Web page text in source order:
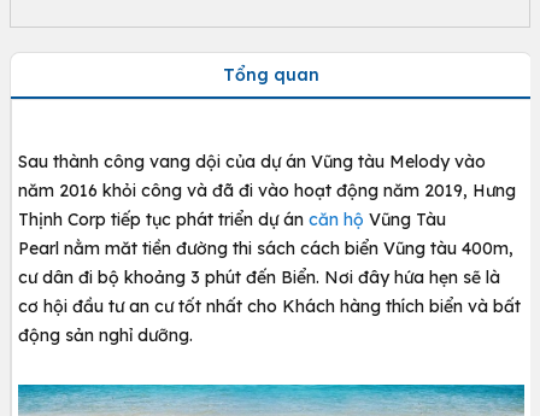
Tổng quan
Sau thành công vang dội của dự án Vũng tàu Melody vào
năm 2016 khỏi công và đã đi vào hoạt động năm 2019, Hưng
Thịnh Corp tiếp tục phát triển dự án căn hộ Vũng Tàu
Pearl nằm măt tiền đường thi sách cách biển Vũng tàu 400m,
cư dân đi bộ khoảng 3 phút đến Biển. Nơi đây hứa hẹn sẽ là
cơ hội đầu tư an cư tốt nhất cho Khách hàng thích biển và bất
động sản nghỉ dưỡng.